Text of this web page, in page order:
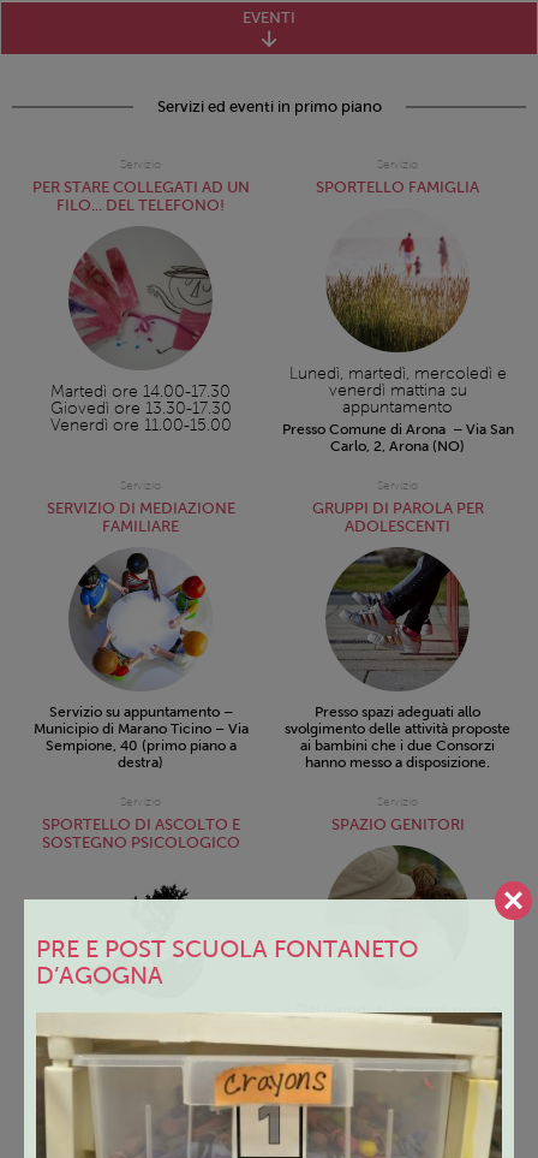
PRE E POST SCUOLA FONTANETO
D’AGOGNA
EVENTI
Servizi ed eventi in primo piano
Servizio
PER STARE COLLEGATI AD UN
FILO... DEL TELEFONO!
Martedì ore 14.00-17.30
Giovedì ore 13.30-17.30
Venerdì ore 11.00-15.00
Servizio
SPORTELLO FAMIGLIA
Lunedì, martedì, mercoledì e
venerdì mattina su
appuntamento
Presso Comune di Arona – Via San
Carlo, 2, Arona (NO)
Servizio
SERVIZIO DI MEDIAZIONE
FAMILIARE
Servizio su appuntamento –
Municipio di Marano Ticino – Via
Sempione, 40 (primo piano a
destra)
Servizio
GRUPPI DI PAROLA PER
ADOLESCENTI
Presso spazi adeguati allo
svolgimento delle attività proposte
ai bambini che i due Consorzi
hanno messo a disposizione.
Servizio
SPORTELLO DI ASCOLTO E
SOSTEGNO PSICOLOGICO
martedì e mercoledì previo
appuntamento telefonico.
Viale Libertà, 30, 28021
Borgomanero (NO) – presso
Servizio
SPAZIO GENITORI
Dal lunedì al venerdì previo
appuntamento telefonico
Presso la sede del Centro per le
famiglia – uffici territoriali del
C.I.S.S. – Viale Libertà, 30,